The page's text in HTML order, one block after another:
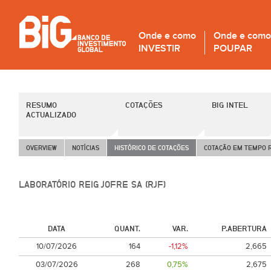
Onde e como
INVESTIR
Onde e como
POUPAR
RESUMO
ACTUALIZADO
COTAÇÕES BIG INTEL
OVERVIEW NOTÍCIAS HISTÓRICO DE COTAÇÕES COTAÇÃO EM TEMPO
LABORATÓRIO REIG JOFRE SA (RJF)
DATA QUANT. VAR.
P.ABERTURA
10/07/2026
164 -1,12%
2,665
03/07/2026
268 0,75%
2,675